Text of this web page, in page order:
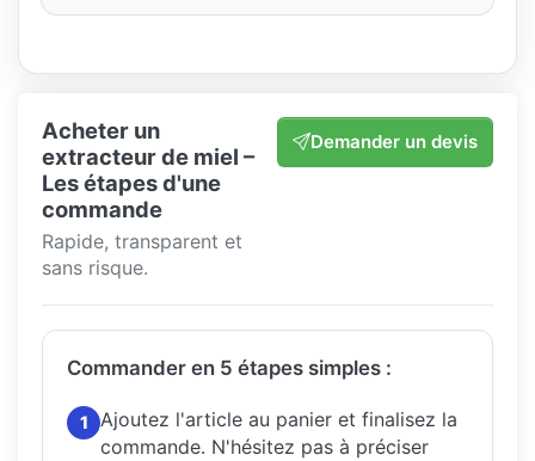
Acheter un
extracteur de miel –
Les étapes d'une
commande
Rapide, transparent et
sans risque.
Demander un devis
Commander en 5 étapes simples :
1
Ajoutez l'article au panier et finalisez la
commande. N'hésitez pas à préciser